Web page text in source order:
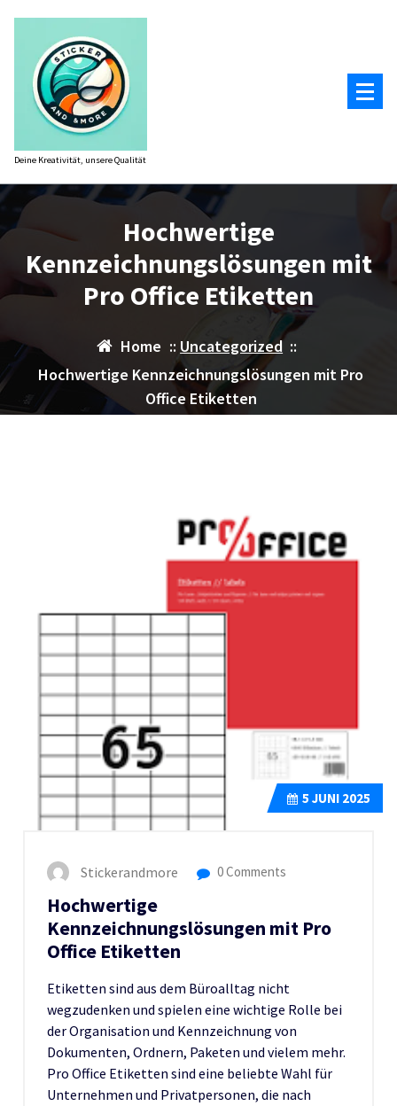
springen
Deine Kreativität, unsere Qualität
Hochwertige
Kennzeichnungslösungen mit
Pro Office Etiketten
Home :: Uncategorized::
Hochwertige Kennzeichnungslösungen mit Pro
Office Etiketten
5 JUNI 2025
Stickerandmore 0 Comments
Hochwertige
Kennzeichnungslösungen mit Pro
Office Etiketten
Etiketten sind aus dem Büroalltag nicht
wegzudenken und spielen eine wichtige Rolle bei
der Organisation und Kennzeichnung von
Dokumenten, Ordnern, Paketen und vielem mehr.
Pro Office Etiketten sind eine beliebte Wahl für
Unternehmen und Privatpersonen, die nach